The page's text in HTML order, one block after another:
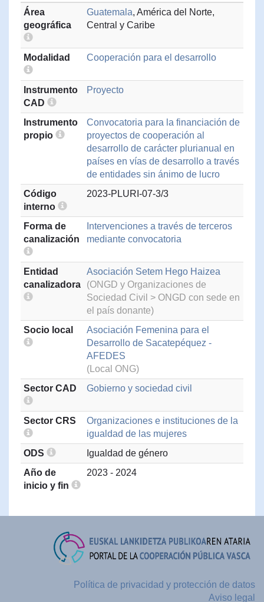
Área
geográfica
Guatemala, América del Norte,
Central y Caribe
Modalidad Cooperación para el desarrollo
Instrumento
CAD
Proyecto
Instrumento
propio
Convocatoria para la financiación de
proyectos de cooperación al
desarrollo de carácter plurianual en
países en vías de desarrollo a través
de entidades sin ánimo de lucro
Código
interno
2023-PLURI-07-3/3
Forma de
canalización
Intervenciones a través de terceros
mediante convocatoria
Entidad
canalizadora
Asociación Setem Hego Haizea
(ONGD y Organizaciones de
Sociedad Civil > ONGD con sede en
el país donante)
Socio local
Asociación Femenina para el
Desarrollo de Sacatepéquez -
AFEDES
(Local ONG)
Sector CAD
Gobierno y sociedad civil
Sector CRS
Organizaciones e instituciones de la
igualdad de las mujeres
ODS
Igualdad de género
Año de
inicio y fin
2023 - 2024
Política de privacidad y protección de datos
Aviso legal